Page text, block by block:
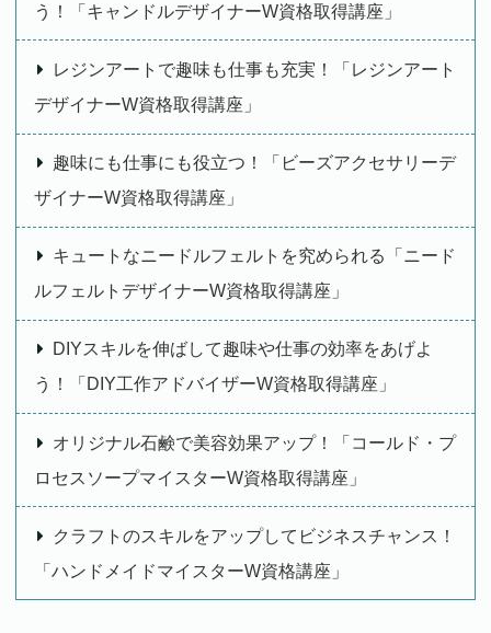
う！「キャンドルデザイナーW資格取得講座」
レジンアートで趣味も仕事も充実！「レジンアート
デザイナーW資格取得講座」
趣味にも仕事にも役立つ！「ビーズアクセサリーデ
ザイナーW資格取得講座」
キュートなニードルフェルトを究められる「ニード
ルフェルトデザイナーW資格取得講座」
DIYスキルを伸ばして趣味や仕事の効率をあげよ
う！「DIY工作アドバイザーW資格取得講座」
オリジナル石鹸で美容効果アップ！「コールド・プ
ロセスソープマイスターW資格取得講座」
クラフトのスキルをアップしてビジネスチャンス！
「ハンドメイドマイスターW資格講座」